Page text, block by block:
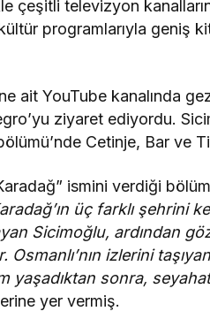
televizyon
programlarıyla geniş
ait YouTube kanalında
ziyaret ediyordu.
Cetinje, Bar ve
ismini verdiği
üç farklı şehrini
Sicimoğlu, ardından
Osmanlı’nın izlerini
yaşadıktan sonra,
yer vermiş.